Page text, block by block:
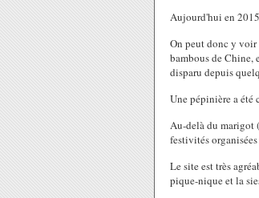
Aujourd'hui en
On peut donc y voir
bambous de Chine,
disparu depuis
Une pépinière a été
Au-delà du marigot
festivités
Le site est très
pique-nique et la